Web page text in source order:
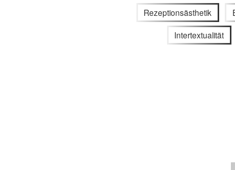
Rezeptionsästhetik
Intertextualität